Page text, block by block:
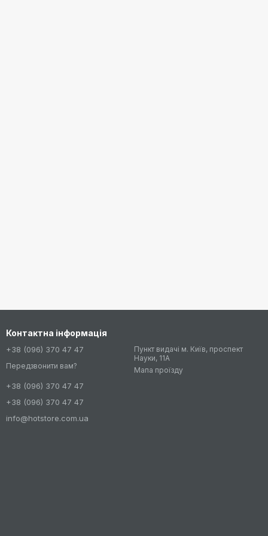
Контактна інформація
+38 (096) 370 47 47
Передзвонити вам?
+38 (096) 370 47 47
+38 (096) 370 47 47
info@hotstore.com.ua
Пункт видачі м. Київ, проспект
Науки, 11А
Мапа проїзду